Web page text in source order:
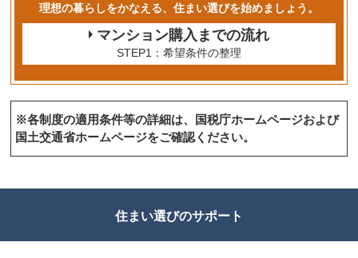
理想の暮らしをかなえる、住まい選びを始めましょう。
マンション購入までの流れ
STEP1：希望条件の整理
※各制度の適用条件等の詳細は、国税庁ホームページおよび
国土交通省ホームページをご確認ください。
住まい選びのサポート